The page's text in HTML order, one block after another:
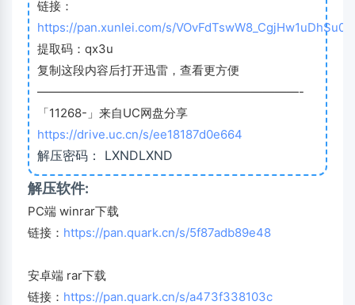
链接：
https://pan.xunlei.com/s/
提取码：qx3u
复制这段内容后打开迅雷，查看更方便
——————————————————————-
「11268-」来自UC网盘分享
https://drive.uc.cn/s/ee18187d0e664
解压密码： LXNDLXND
解压软件:
PC端 winrar下载
链接： https://pan.quark.cn/s/5f87adb89e48
安卓端 rar下载
链接： https://pan.quark.cn/s/a473f338103c